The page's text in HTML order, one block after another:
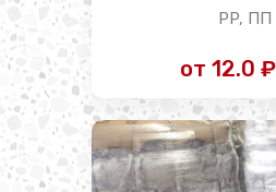
PP, ПП
от 12.0